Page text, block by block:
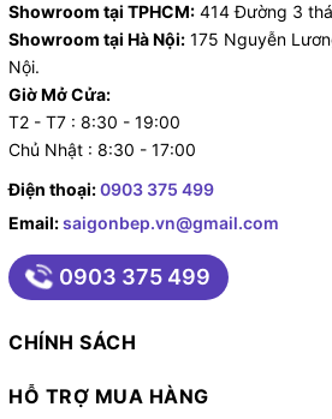
Showroom tại TPHCM: 414 Đường 3
Showroom tại Hà Nội: 175 Nguyễn
Nội.
Giờ Mở Cửa:
T2 - T7 : 8:30 - 19:00
Chủ Nhật : 8:30 - 17:00
Điện thoại:0903 375 499
Email:saigonbep.vn@gmail.com
0903 375 499
CHÍNH SÁCH
HỖ TRỢ MUA HÀNG